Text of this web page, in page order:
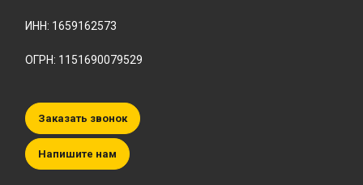
ИНН: 1659162573
ОГРН: 1151690079529
Заказать звонок
Напишите нам